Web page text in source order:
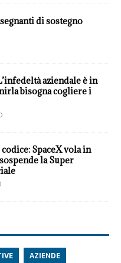
di sostegno
aziendale è in
bisogna cogliere i
SpaceX vola in
la Super
AZIENDE